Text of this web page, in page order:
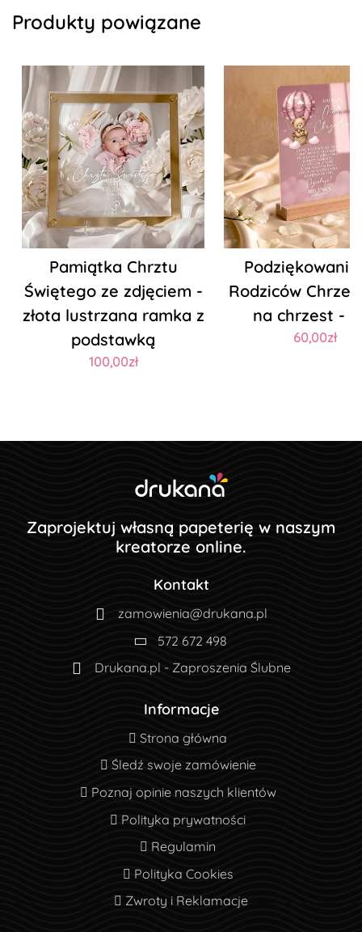
Produkty powiązane
Pamiątka Chrztu
Świętego ze zdjęciem -
złota lustrzana ramka z
podstawką
100,00zł
Rodziców
na chrzest -
60,00zł
Zaprojektuj własną papeterię w naszym
kreatorze online.
Kontakt
zamowienia@drukana.pl
572 672 498
Drukana.pl - Zaproszenia Ślubne
Informacje
Strona główna
Strona główna
Śledź swoje zamówienie
Śledź swoje zamówienie
Poznaj opinie naszych klientów
Poznaj opinie naszych klientów
Polityka prywatności
Polityka prywatności
Regulamin
Regulamin
Polityka Cookies
Polityka Cookies
Zwroty i Reklamacje
Zwroty i Reklamacje